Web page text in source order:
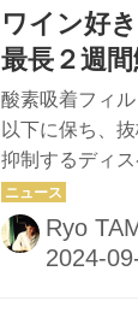
脈は黒部川と
って富山湾へ
包まれた温泉
的地、宇奈月
を誇る温泉街
ら101年前の
ます。町の多
年がこの年で
ワイン好
最長２週
酸素吸着フィ
以下に保ち、
抑制するディ
応援購入サイ
28%OFFで先
価格：７万
Ryo